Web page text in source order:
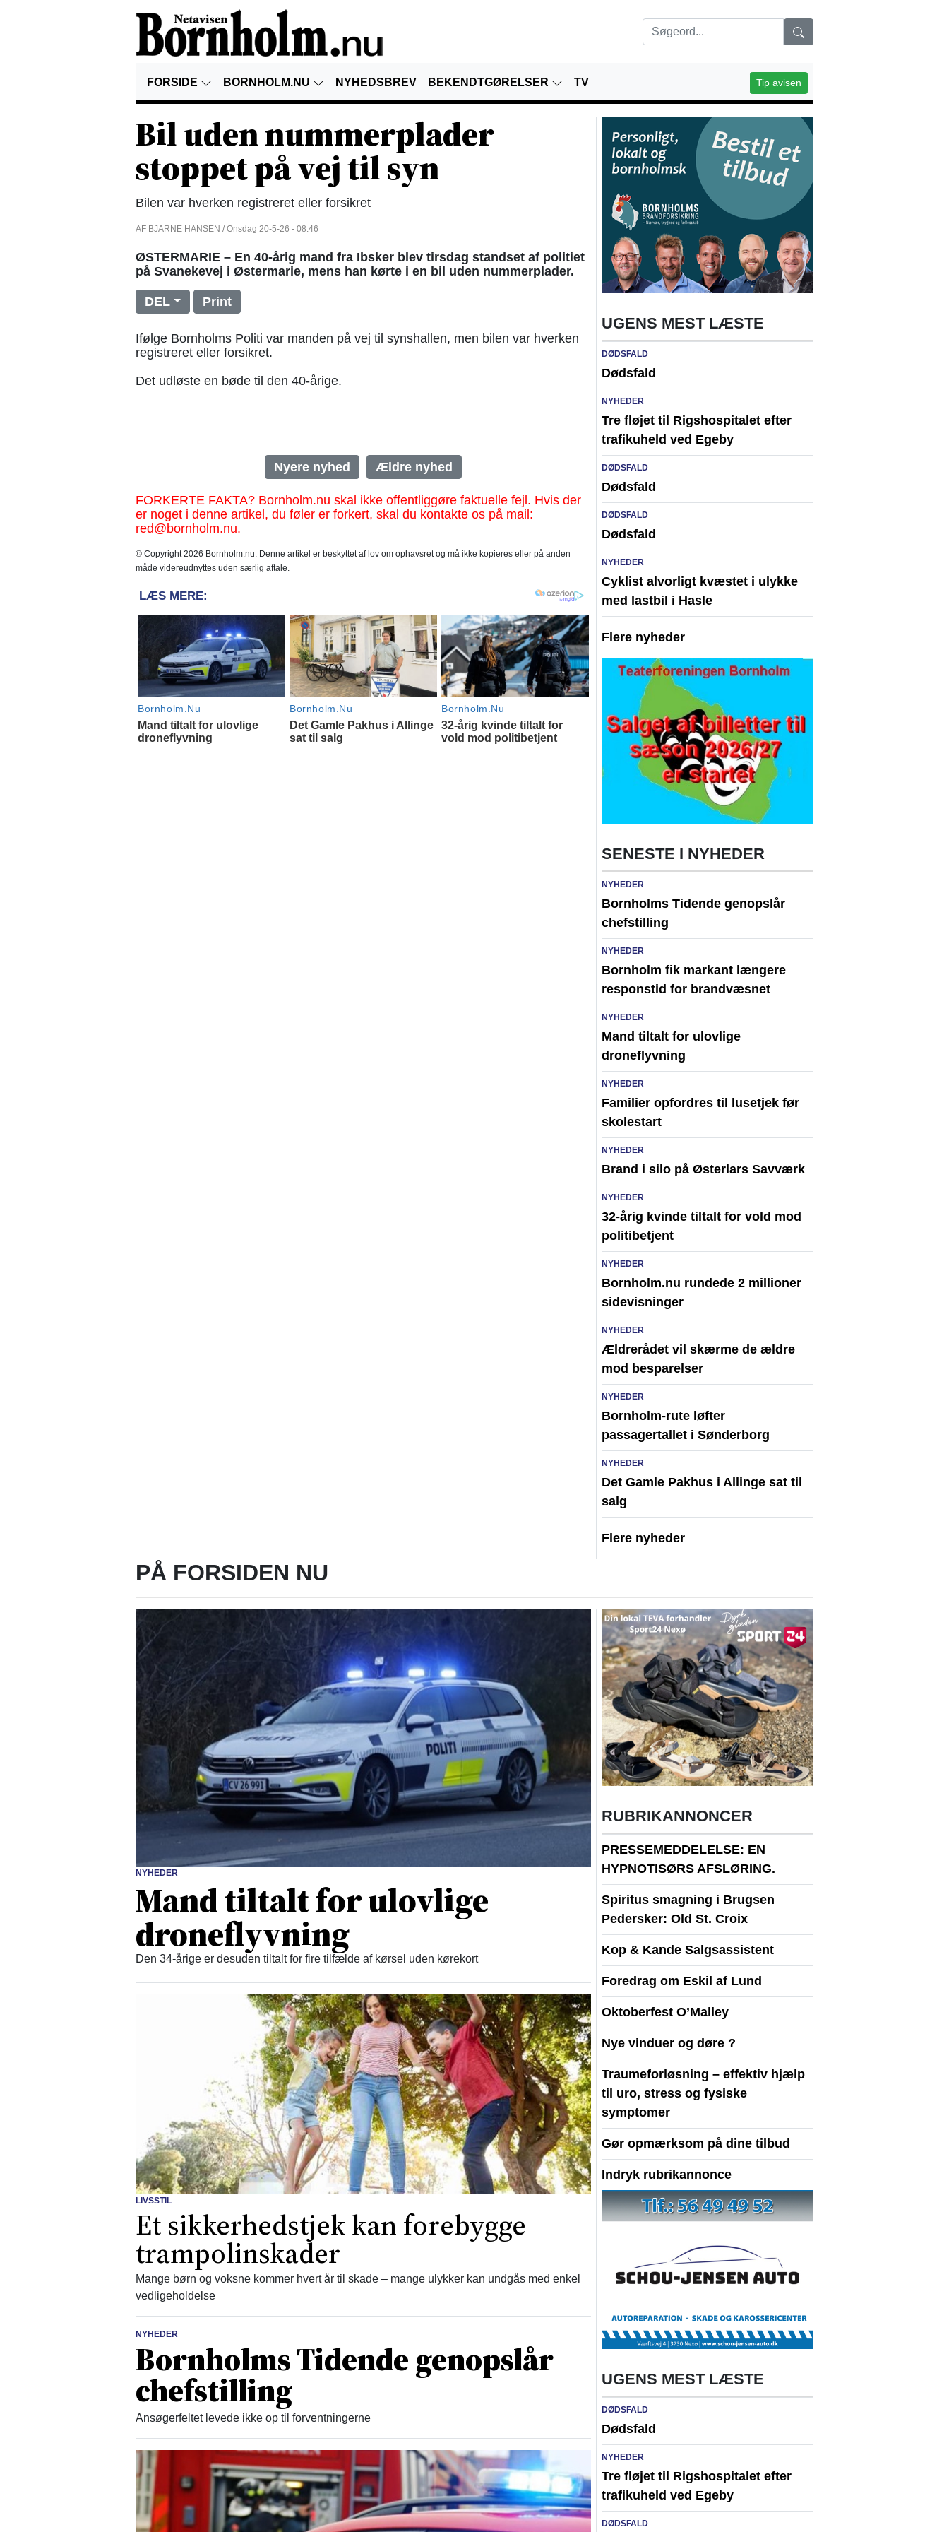
FORSIDE BORNHOLM.NU NYHEDSBREV BEKENDTGØRELSER TV Tip avisen
Bil uden nummerplader
stoppet på vej til syn
Bilen var hverken registreret eller forsikret
AF BJARNE HANSEN / Onsdag 20-5-26 - 08:46
ØSTERMARIE – En 40-årig mand fra Ibsker blev tirsdag standset af politiet
på Svanekevej i Østermarie, mens han kørte i en bil uden nummerplader.
DEL Print
Ifølge Bornholms Politi var manden på vej til synshallen, men bilen var hverken
registreret eller forsikret.
Det udløste en bøde til den 40-årige.
Nyere nyhed Ældre nyhed
FORKERTE FAKTA? Bornholm.nu skal ikke offentliggøre faktuelle fejl. Hvis der
er noget i denne artikel, du føler er forkert, skal du kontakte os på mail:
red@bornholm.nu.
© Copyright 2026 Bornholm.nu. Denne artikel er beskyttet af lov om ophavsret og må ikke kopieres eller på anden
måde videreudnyttes uden særlig aftale.
UGENS MEST LÆSTE
DØDSFALD
Dødsfald
NYHEDER
Tre fløjet til Rigshospitalet efter
trafikuheld ved Egeby
DØDSFALD
Dødsfald
DØDSFALD
Dødsfald
NYHEDER
Cyklist alvorligt kvæstet i ulykke
med lastbil i Hasle
Flere nyheder
SENESTE I NYHEDER
NYHEDER
Bornholms Tidende genopslår
chefstilling
NYHEDER
Bornholm fik markant længere
responstid for brandvæsnet
NYHEDER
Mand tiltalt for ulovlige
droneflyvning
NYHEDER
Familier opfordres til lusetjek før
skolestart
NYHEDER
Brand i silo på Østerlars Savværk
NYHEDER
32-årig kvinde tiltalt for vold mod
politibetjent
NYHEDER
Bornholm.nu rundede 2 millioner
sidevisninger
NYHEDER
Ældrerådet vil skærme de ældre
mod besparelser
NYHEDER
Bornholm-rute løfter
passagertallet i Sønderborg
NYHEDER
Det Gamle Pakhus i Allinge sat til
salg
Flere nyheder
PÅ FORSIDEN NU
NYHEDER
Mand tiltalt for ulovlige
droneflyvning
Den 34-årige er desuden tiltalt for fire tilfælde af kørsel uden kørekort
LIVSSTIL
Et sikkerhedstjek kan forebygge
trampolinskader
Mange børn og voksne kommer hvert år til skade – mange ulykker kan undgås med enkel
vedligeholdelse
NYHEDER
Bornholms Tidende genopslår
chefstilling
Ansøgerfeltet levede ikke op til forventningerne
RUBRIKANNONCER
PRESSEMEDDELELSE: EN
HYPNOTISØRS AFSLØRING.
Spiritus smagning i Brugsen
Pedersker: Old St. Croix
Kop & Kande Salgsassistent
Foredrag om Eskil af Lund
Oktoberfest O’Malley
Nye vinduer og døre ?
Traumeforløsning – effektiv hjælp
til uro, stress og fysiske
symptomer
Gør opmærksom på dine tilbud
Indryk rubrikannonce
UGENS MEST LÆSTE
DØDSFALD
Dødsfald
NYHEDER
Tre fløjet til Rigshospitalet efter
trafikuheld ved Egeby
DØDSFALD